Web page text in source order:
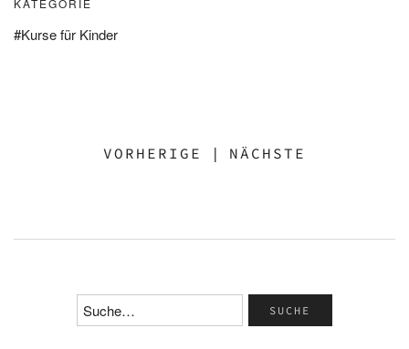
Kurse für Kinder
VORHERIGE | NÄCHSTE